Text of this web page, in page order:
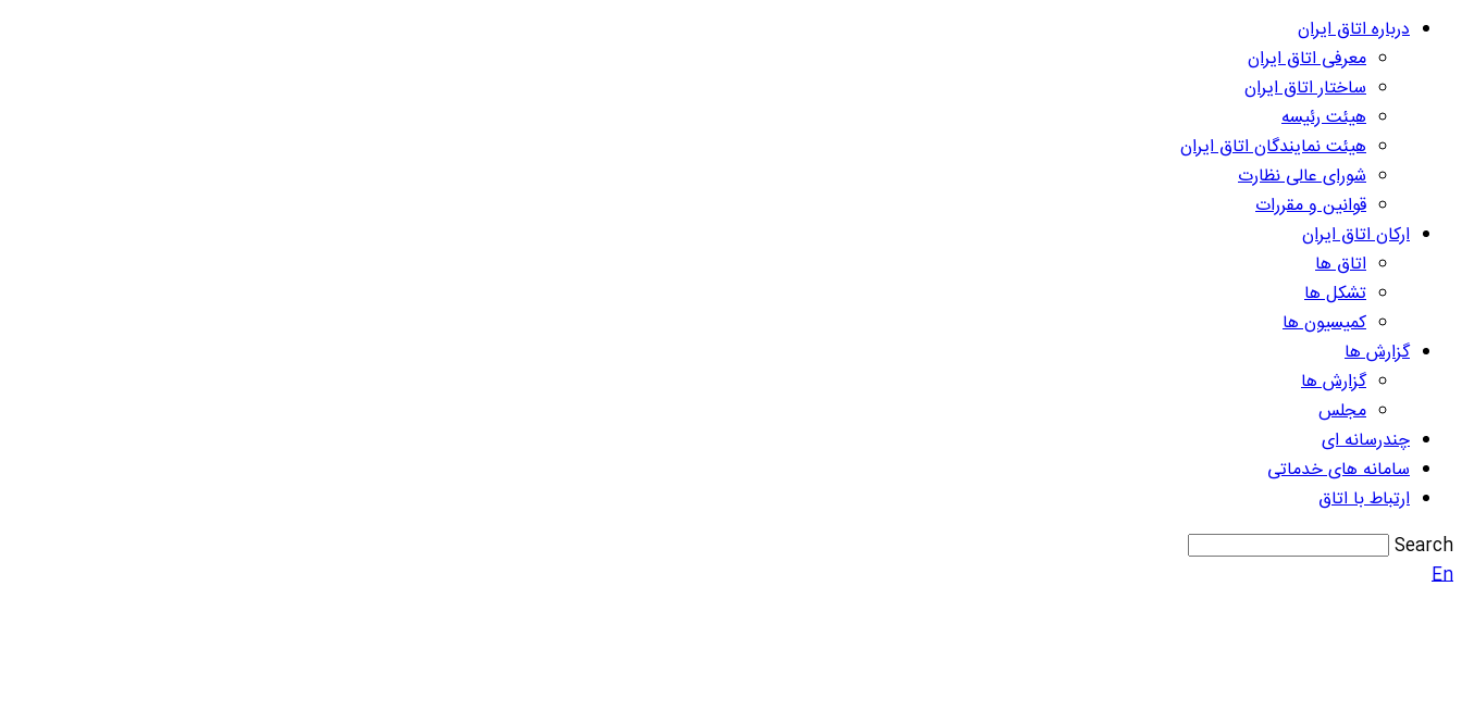
درباره اتاق ایران
معرفی اتاق ایران
ساختار اتاق ایران
هیئت رئیسه
هیئت نمایندگان اتاق ایران
شورای عالی نظارت
قوانین و مقررات
ارکان اتاق ایران
اتاق ها
تشکل ها
کمیسیون ها
گزارش ها
گزارش ها
مجلس
چندرسانه ای
سامانه های خدماتی
ارتباط با اتاق
Search
En